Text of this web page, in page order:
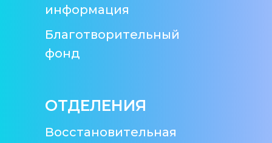
ОТДЕЛЕНИЯ
Восстановительная
информация
Благотворительный
фонд